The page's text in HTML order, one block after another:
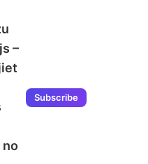
–
no
Subscribe